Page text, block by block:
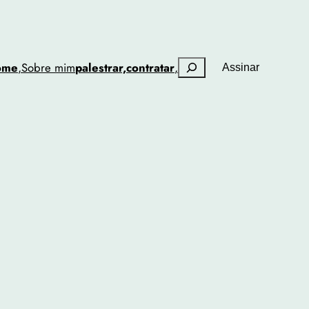
,Sobre mimpalestrar,contratar, PesquisarAssinar